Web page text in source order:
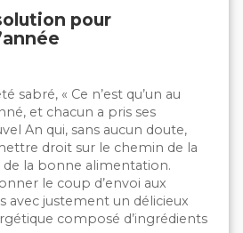
pour
sabré, « Ce n’est qu’un au
et chacun a pris ses
An qui, sans aucun doute,
droit sur le chemin de la
la bonne alimentation.
le coup d’envoi aux
avec justement un délicieux
composé d’ingrédients